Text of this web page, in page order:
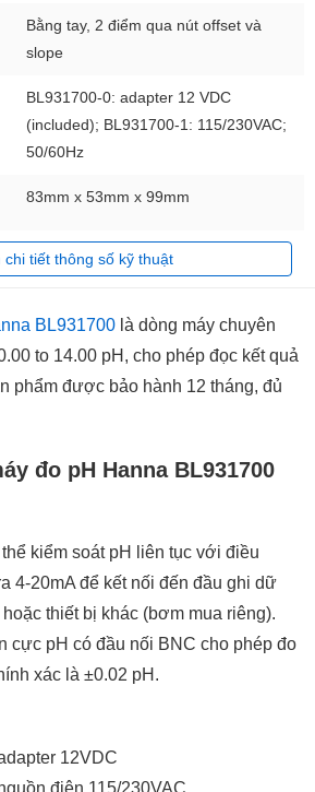
Bằng tay, 2 điểm qua nút offset và
slope
BL931700-0: adapter 12 VDC
(included); BL931700-1: 115/230VAC;
50/60Hz
83mm x 53mm x 99mm
chi tiết thông số kỹ thuật
BL931700 là dòng máy chuyên
to 14.00 pH, cho phép đọc kết quả
phẩm được bảo hành 12 tháng, đủ
đo pH Hanna BL931700
kiểm soát pH liên tục với điều
4-20mA để kết nối đến đầu ghi dữ
thiết bị khác (bơm mua riêng).
cực pH có đầu nối BNC cho phép đo
xác là ±0.02 pH.
12VDC